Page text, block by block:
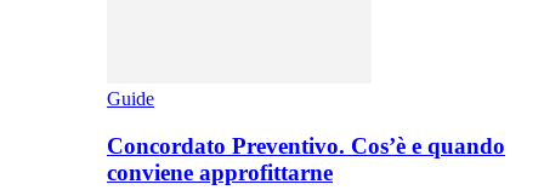
Guide
Concordato Preventivo. Cos’è e quando
conviene approfittarne